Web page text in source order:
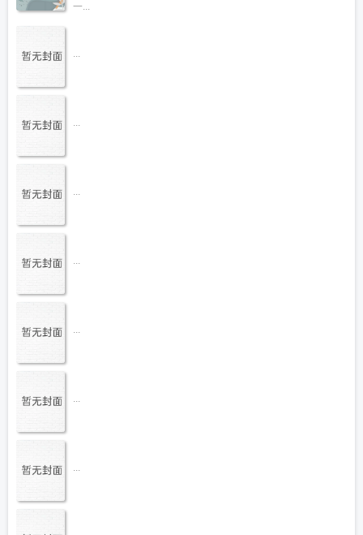
一...
...
...
...
...
...
...
...